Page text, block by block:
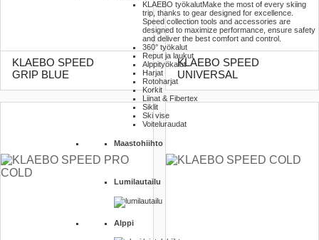
KLAEBO työkalutMake the most of every skiing
trip, thanks to gear designed for excellence.
Speed collection tools and accessories are
designed to maximize performance, ensure safety
and deliver the best comfort and control.
360° työkalut
Reput ja laukut
Alppityökalut
Harjat
Rotoharjat
Korkit
Liinat & Fibertex
Siklit
Ski vise
Voiteluraudat
Maastohiihto
Lumilautailu
Alppi
KLAEBO SPEED
GRIP BLUE
KLAEBO SPEED
UNIVERSAL